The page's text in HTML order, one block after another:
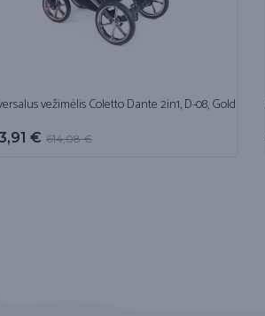
vežimėlis Coletto Dante 2in1, D-08, Gold
614,08€
€